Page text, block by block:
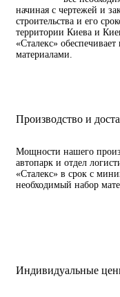
начиная с чертежей и
строительства и его
территории Киева и
«Сталекс»
материалами.
Производство и
Мощности нашего
автопарк и отдел
«Сталекс» в срок с
необходимый набор
Индивидуальные